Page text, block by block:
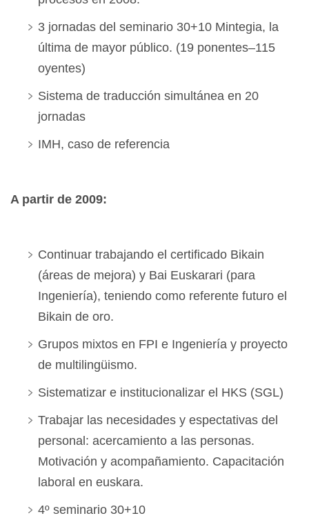
3 jornadas del seminario 30+10 Mintegia, la
última de mayor público. (19 ponentes–115
oyentes)
Sistema de traducción simultánea en 20
jornadas
IMH, caso de referencia
A partir de 2009:
Continuar trabajando el certificado Bikain
(áreas de mejora) y Bai Euskarari (para
Ingeniería)‏, teniendo como referente futuro el
Bikain de oro.
Grupos mixtos en FPI e Ingeniería y proyecto
de multilingüismo.
Sistematizar e institucionalizar el HKS (SGL)
Trabajar las necesidades y espectativas del
personal: acercamiento a las personas.
Motivación y acompañamiento. Capacitación
laboral en euskara.
4º seminario 30+10